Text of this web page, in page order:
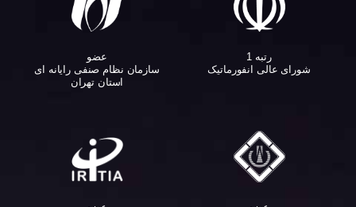
رتبه 1
شورای عالی انفورماتیک
عضو
سازمان نظام صنفی رایانه ای
استان تهران